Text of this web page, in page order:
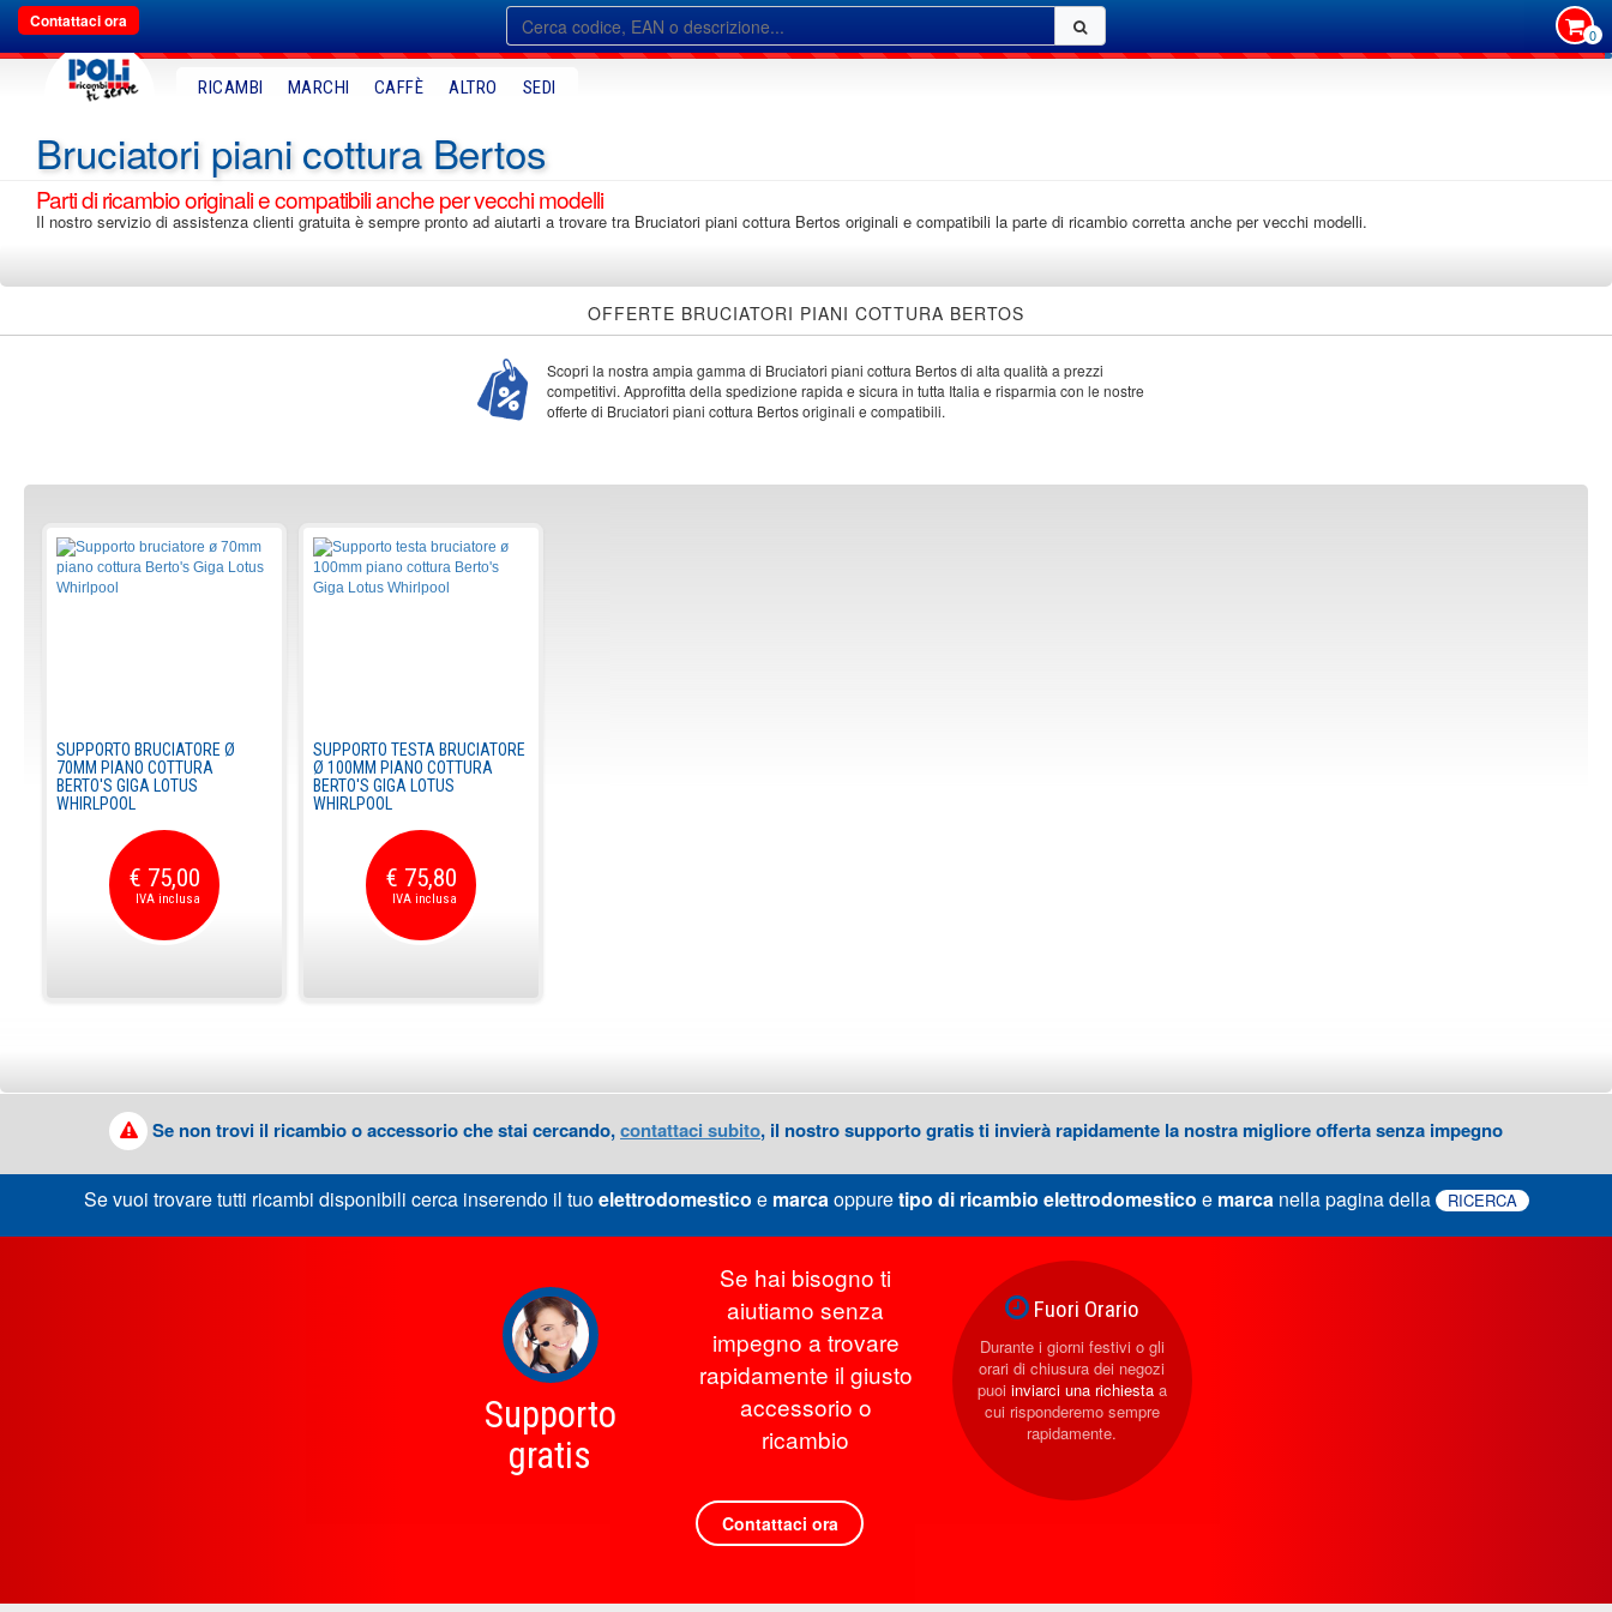
Contattaci ora
0
RICAMBI MARCHI CAFFÈ ALTRO SEDI
Bruciatori piani cottura Bertos
Parti di ricambio originali e compatibili anche per vecchi modelli
Il nostro servizio di assistenza clienti gratuita è sempre pronto ad aiutarti a trovare tra Bruciatori piani cottura Bertos originali e compatibili la parte di ricambio corretta anche per vecchi modelli.
OFFERTE BRUCIATORI PIANI COTTURA BERTOS
Scopri la nostra ampia gamma di Bruciatori piani cottura Bertos di alta qualità a prezzi
competitivi. Approfitta della spedizione rapida e sicura in tutta Italia e risparmia con le nostre
offerte di Bruciatori piani cottura Bertos originali e compatibili.
SUPPORTO BRUCIATORE Ø
70MM PIANO COTTURA
BERTO'S GIGA LOTUS
WHIRLPOOL
€ 75,00
SUPPORTO TESTA BRUCIATORE
Ø 100MM PIANO COTTURA
BERTO'S GIGA LOTUS
WHIRLPOOL
€ 75,80
Se non trovi il ricambio o accessorio che stai cercando,contattaci subito, il nostro supporto gratis ti invierà rapidamente la nostra migliore offerta senza impegno
Se vuoi trovare tutti ricambi disponibili cerca inserendo il tuoelettrodomestico e marcaoppuretipo di ricambio elettrodomestico e marcanella pagina della RICERCA
Supporto
gratis
Se hai bisogno ti
aiutiamo senza
impegno a trovare
rapidamente il giusto
accessorio o
ricambio
Contattaci ora
Fuori Orario
Durante i giorni festivi o gli
orari di chiusura dei negozi
puoi inviarci una richiestaa
cui risponderemo sempre
rapidamente.